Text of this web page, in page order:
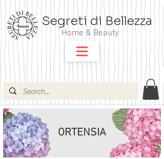
Segreti di Bellezza
Home & Beauty
ORTENSIA